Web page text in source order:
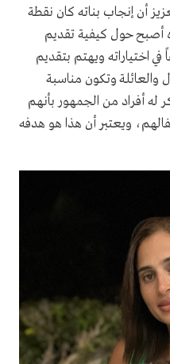
أن إنجاب بناته كان نقطة
أصبح حول كيفية تقديم
اختياراته ويهتم بتقديم
والعائلة وتكون مناسبة
له أفراد من الجمهور بأنهم
ويعتبر أن هذا هو هدفه